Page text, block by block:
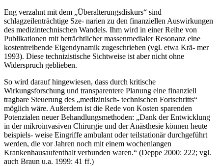
Eng verzahnt mit dem „Überalterungsdiskurs“ sind
schlagzeilenträchtige Sze- narien zu den finanziellen Auswirkungen
des medizintechnischen Wandels. Ihm wird in einer Reihe von
Publikationen mit beträchtlicher massenmedialer Resonanz eine
kostentreibende Eigendynamik zugeschrieben (vgl. etwa Krä- mer
1993). Diese technizistische Sichtweise ist aber nicht ohne
Widerspruch geblieben.
So wird darauf hingewiesen, dass durch kritische
Wirkungsforschung und transparentere Planung eine finanziell
tragbare Steuerung des „medizinisch- technischen Fortschritts“
möglich wäre. Außerdem ist die Rede von Kosten sparenden
Potenzialen neuer Behandlungsmethoden: „Dank der Entwicklung
in der mikroinvasiven Chirurgie und der Anästhesie können heute
beispiels- weise Eingriffe ambulant oder teilstationär durchgeführt
werden, die vor Jahren noch mit einem wochenlangen
Krankenhausaufenthalt verbunden waren.“ (Deppe 2000: 222; vgl.
auch Braun u.a. 1999: 41 ff.)